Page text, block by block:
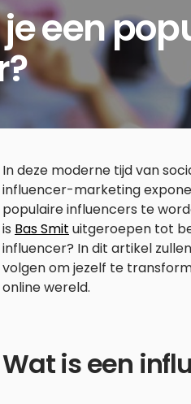
een
In deze moderne tijd van
influencer-marketing
populaire influencers te
is Bas Smit uitgeroepen tot
influencer? In dit artikel
volgen om jezelf te
online wereld.
Wat is een